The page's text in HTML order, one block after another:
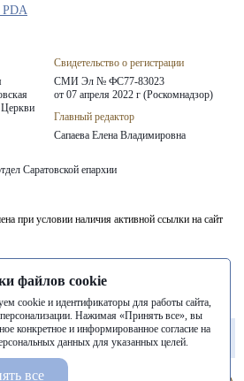
Церкви
Свидетельство о регистрации
СМИ Эл № ФС77-83023
от 07 апреля 2022 г (Роскомнадзор)
Главный редактор
Сапаева Елена Владимировна
Саратовской епархии
при условии наличия активной ссылки на сайт
в печатных изданиях (книгах, прессе) возможна
редакции.
Балашовская
епархия
Балаковская
епархия
PDA
файлов cookie
cookie и идентификаторы для работы сайта,
Нажимая «Принять все», вы
конкретное и информированное согласие на
данных для указанных целей.
все